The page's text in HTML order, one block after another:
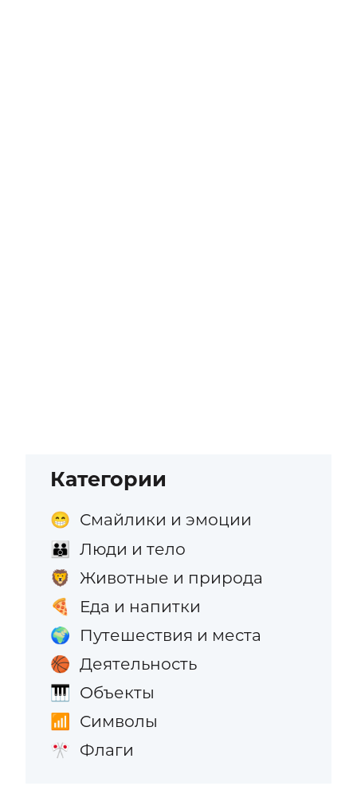
Категории
😁 Смайлики и эмоции
👪 Люди и тело
🦁 Животные и природа
🍕 Еда и напитки
🌍 Путешествия и места
🏀 Деятельность
🎹 Объекты
📶 Символы
🎌 Флаги